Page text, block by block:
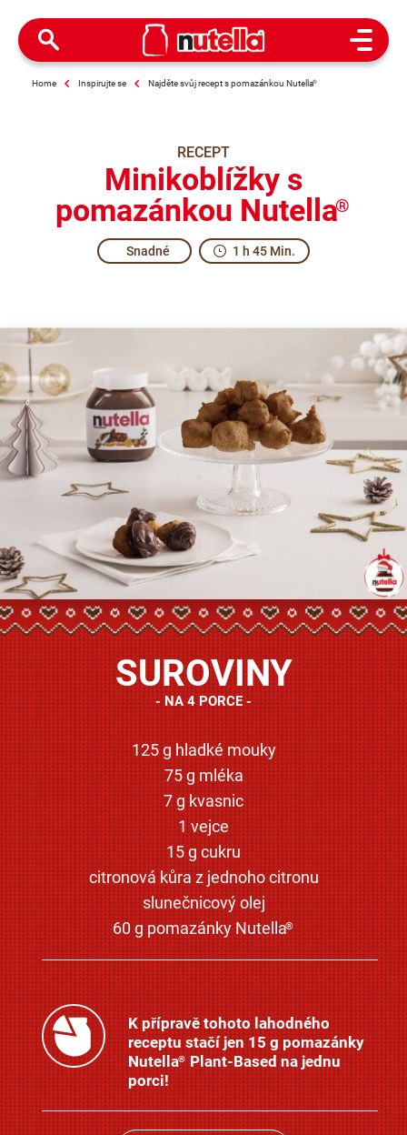
Open
Home Inspirujte se Najděte svůj recept s pomazánkou Nutella®
RECEPT
Minikoblížky s
pomazánkou Nutella®
Snadné 1 h 45 Min.
SUROVINY
NA 4 PORCE
125 g hladké mouky
75 g mléka
7 g kvasnic
1 vejce
15 g cukru
citronová kůra z jednoho citronu
slunečnicový olej
60 g pomazánky Nutella®
K přípravě tohoto lahodného
receptu stačí jen 15 g pomazánky
Nutella® Plant-Based na jednu
porci!